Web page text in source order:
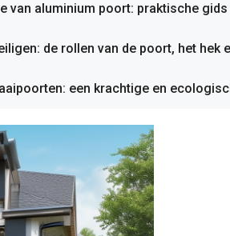
van aluminium poort: praktische
de rollen van de poort, het hek
een krachtige en